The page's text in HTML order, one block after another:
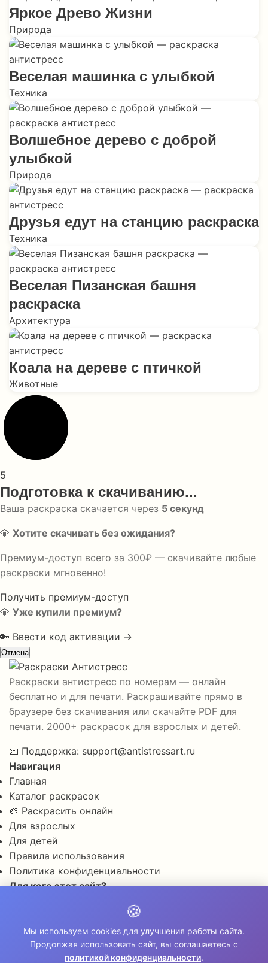
Яркое Древо Жизни
Природа
Веселая машинка с улыбкой
Техника
Волшебное дерево с доброй
улыбкой
Природа
Друзья едут на станцию раскраска
Техника
Веселая Пизанская башня
раскраска
Архитектура
Коала на дереве с птичкой
Животные
5
Подготовка к скачиванию...
Ваша раскраска скачается через 5 секунд
💎 Хотите скачивать без ожидания?
Премиум-доступ всего за 300₽ — скачивайте любые
раскраски мгновенно!
Получить премиум-доступ
💎 Уже купили премиум?
🔑 Ввести код активации →
Отмена
Раскраски антистресс по номерам — онлайн
бесплатно и для печати. Раскрашивайте прямо в
браузере без скачивания или скачайте PDF для
печати. 2000+ раскрасок для взрослых и детей.
📧 Поддержка: support@antistressart.ru
Навигация
Главная
Каталог раскрасок
🎨 Раскрасить онлайн
Для взрослых
Для детей
Правила использования
Политика конфиденциальности
Для кого этот сайт?
🎨 Для развития креативности
🧘 Для медитации и расслабления
👨‍👩‍👧‍👦 Для семейного досуга
© 2026 Раскраски Антистресс. Все права
🍪
Мы используем cookies для улучшения работы сайта.
Продолжая использовать сайт, вы соглашаетесь с
политикой конфиденциальности.